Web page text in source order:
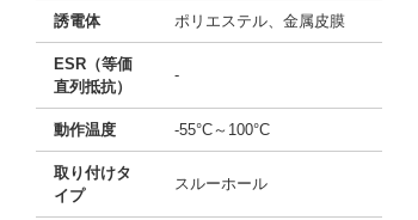
誘電体 ポリエステル、金属皮膜
ESR（等価
直列抵抗）
-
動作温度 -55°C～100°C
取り付けタ
イプ
スルーホール